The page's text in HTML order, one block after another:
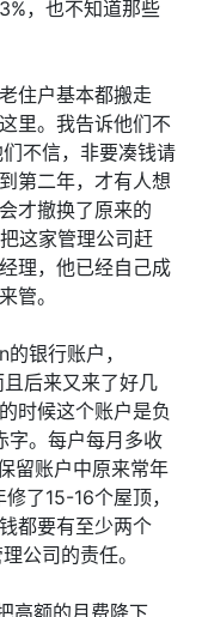
，也不知道那些
住户基本都搬走
里。我告诉他们不
不信，非要凑钱请
第二年，才有人想
才撤换了原来的
这家管理公司赶
理，他已经自己成
管。
银行账户，
后来又来了好几
时候这个账户是负
。每户每月多收
留账户中原来常年
了15-16个屋顶，
都要有至少两个
公司的责任。
高额的月费降下